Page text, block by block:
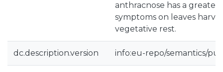
anthracnose has a greater
symptoms on leaves
vegetative rest.
dc.description.version info:eu-repo/semantics/